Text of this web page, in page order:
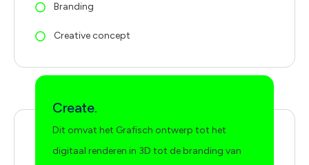
Branding
Creative concept
Create.
Dit omvat het Grafisch ontwerp tot het
digitaal renderen in 3D tot de branding van